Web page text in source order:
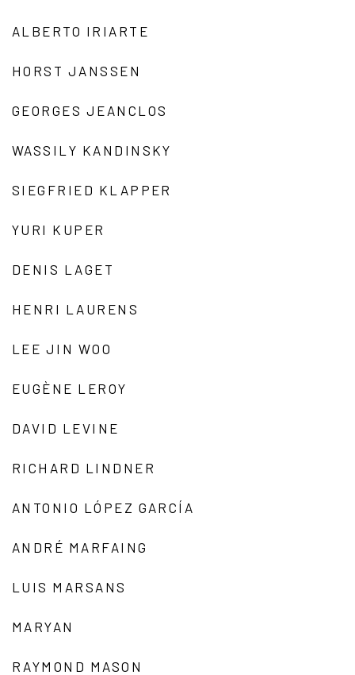
ALBERTO IRIARTE
HORST JANSSEN
GEORGES JEANCLOS
WASSILY KANDINSKY
SIEGFRIED KLAPPER
YURI KUPER
DENIS LAGET
HENRI LAURENS
LEE JIN WOO
EUGÈNE LEROY
DAVID LEVINE
RICHARD LINDNER
ANTONIO LÓPEZ GARCÍA
ANDRÉ MARFAING
LUIS MARSANS
MARYAN
RAYMOND MASON